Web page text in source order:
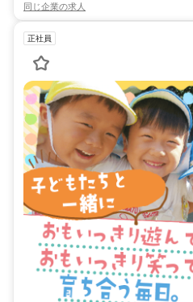
同じ企業の求人
正社員